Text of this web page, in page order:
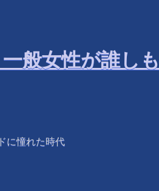
般女性が誰
に憧れた時代